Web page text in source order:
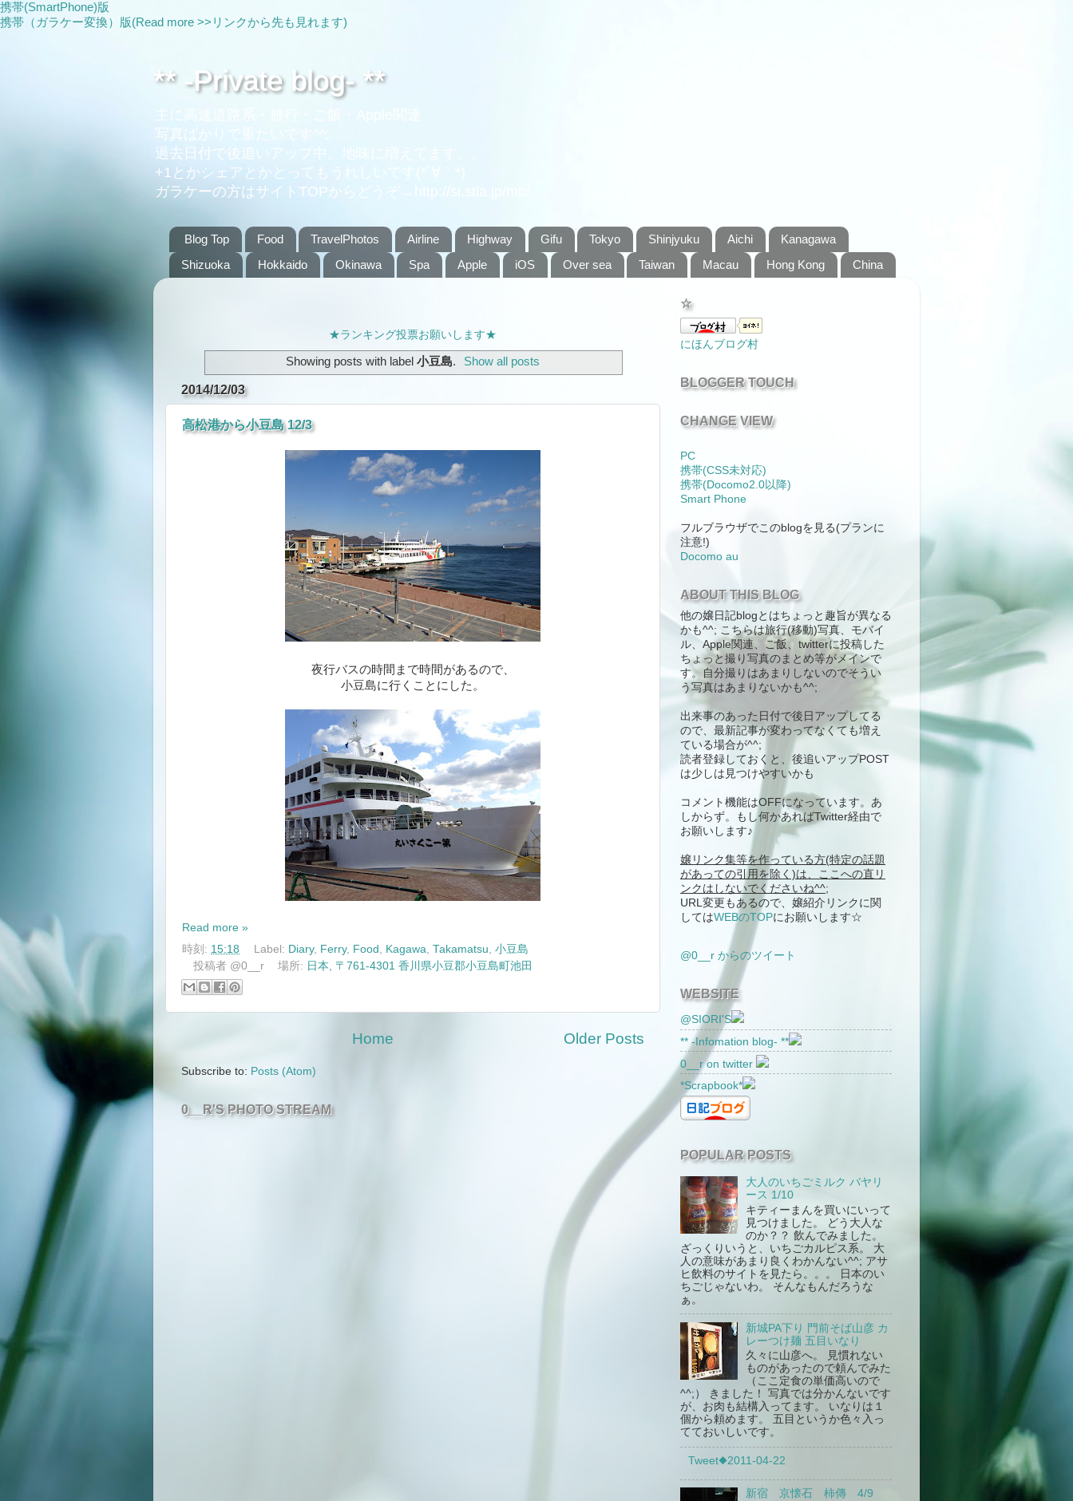
携帯(SmartPhone)版
携帯（ガラケー変換）版(Read more >>リンクから先も見れます)
** -Private blog- **
主に高速道路系・旅行・ご飯・Apple関連
写真ばかりで重たいです^^;
過去日付で後追いアップ中。地味に増えてます。。
+1とかシェアとかとってもうれしいです(*´∀｀*)
ガラケーの方はサイトTOPからどうぞ→http://si.stla.jp/mb/
Blog Top Food TravelPhotos Airline Highway Gifu Tokyo Shinjyuku Aichi
Kanagawa
Shizuoka
Hokkaido Okinawa Spa Apple iOS Over sea Taiwan Macau Hong Kong China
★ランキング投票お願いします★
Showing posts with label小豆島. Show all posts
2014/12/03
高松港から小豆島 12/3
夜行バスの時間まで時間があるので、
小豆島に行くことにした。
Read more »
時刻: 15:18 Label: Diary, Ferry, Food Kagawa Takamatsu 小豆島
投稿者 @0__r 場所: 日本, 〒761-4301 香川県小豆郡小豆島町池田
Older Posts
Home
Subscribe to: Posts (Atom)
0__R'S PHOTO STREAM
☆
にほんブログ村
BLOGGER TOUCH
CHANGE VIEW
PC
携帯(CSS未対応)
携帯(Docomo2.0以降)
Smart Phone
フルブラウザでこのblogを見る(プランに
注意!)
Docomo au
ABOUT THIS BLOG
他の嬢日記blogとはちょっと趣旨が異なる
かも^^; こちらは旅行(移動)写真、モバイ
ル、Apple関連、ご飯、twitterに投稿した
ちょっと撮り写真のまとめ等がメインで
す。自分撮りはあまりしないのでそうい
う写真はあまりないかも^^;
出来事のあった日付で後日アップしてる
ので、最新記事が変わってなくても増え
ている場合が^^;
読者登録しておくと、後追いアップPOST
は少しは見つけやすいかも
コメント機能はOFFになっています。あ
しからず。もし何かあればTwitter経由で
お願いします♪
嬢リンク集等を作っている方(特定の話題
があっての引用を除く)は、ここへの直リ
ンクはしないでくださいね^^;
URL変更もあるので、嬢紹介リンクに関
してはWEBのTOPにお願いします☆
@0__r からのツイート
WEBSITE
@SIORI'S
** -Infomation blog- **
0__r on twitter
*Scrapbook*
POPULAR POSTS
大人のいちごミルク バヤリ
ース 1/10
キティーまんを買いにいって
見つけました。 どう大人な
のか？？ 飲んでみました。
ざっくりいうと、いちごカルピス系。 大
人の意味があまり良くわかんない^^; アサ
ヒ飲料のサイトを見たら。。。 日本のい
ちごじゃないわ。 そんなもんだろうな
ぁ。
新城PA下り 門前そば山彦 カ
レーつけ麺 五目いなり
久々に山彦へ。 見慣れない
ものがあったので頼んでみた
（ここ定食の単価高いので
^^;） きました！ 写真では分かんないです
が、お肉も結構入ってます。 いなりは１
個から頼めます。 五目というか色々入っ
てておいしいです。
Tweet◆2011-04-22
新宿 京懐石 柿傳 4/9